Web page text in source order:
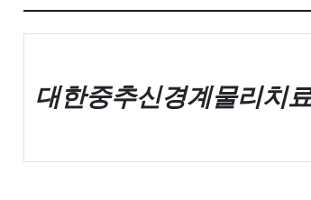
2026 MAM 집담회
대한중추신경계물리치